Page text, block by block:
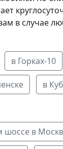
в случае
в Горках-10
в
шоссе в